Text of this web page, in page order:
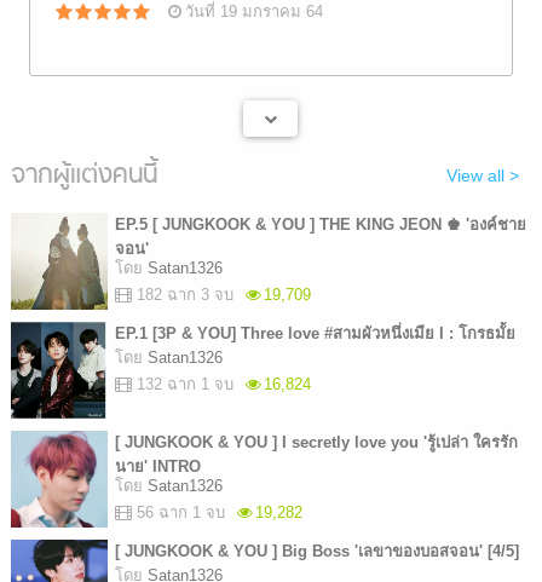
วันที่ 19 มกราคม 64
จากผู้แต่งคนนี้ View all >
EP.5 [ JUNGKOOK & YOU ] THE KING JEON ♚ 'องค์ชาย
จอน'
โดย Satan1326
182 ฉาก 3 จบ
19,709
EP.1 [3P & YOU] Three love #สามผัวหนึ่งเมีย I : โกรธมั้ย
โดย Satan1326
132 ฉาก 1 จบ
16,824
[ JUNGKOOK & YOU ] I secretly love you 'รู้เปล่า ใครรัก
นาย' INTRO
โดย Satan1326
56 ฉาก 1 จบ
19,282
[ JUNGKOOK & YOU ] Big Boss 'เลขาของบอสจอน' [4/5]
โดย Satan1326